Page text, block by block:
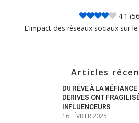
4.1
L’impact des réseaux sociaux sur
Articles
DU RÊVE À LA
DÉRIVES ONT
INFLUENCEURS
16 FÉVRIER 2026